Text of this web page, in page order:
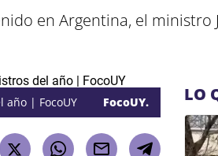
en Argentina, el ministro
año | FocoUY FocoUY. LO